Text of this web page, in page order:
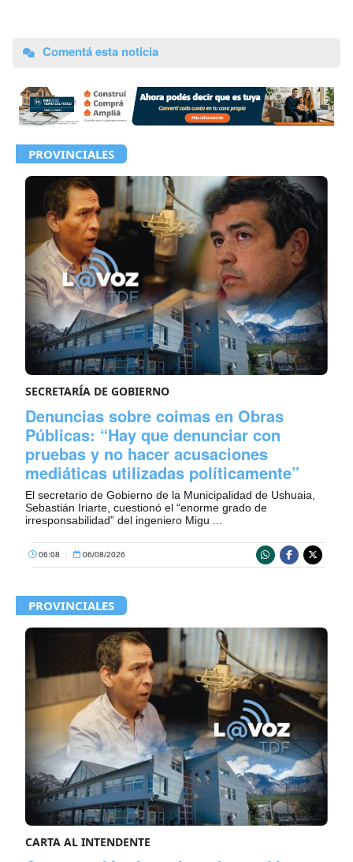
Comentá esta noticia
PROVINCIALES
SECRETARÍA DE GOBIERNO
Denuncias sobre coimas en Obras
Públicas: “Hay que denunciar con
pruebas y no hacer acusaciones
mediáticas utilizadas políticamente”
El secretario de Gobierno de la Municipalidad de Ushuaia,
Sebastián Iriarte, cuestionó el “enorme grado de
irresponsabilidad” del ingeniero Migu ...
06:08 | 06/08/2026
PROVINCIALES
CARTA AL INTENDENTE